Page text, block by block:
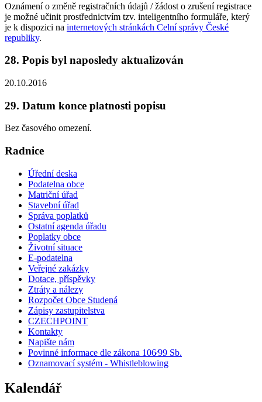
Oznámení o změně registračních údajů / žádost o zrušení registrace
je možné učinit prostřednictvím tzv. inteligentního formuláře, který
je k dispozici na internetových stránkách Celní správy České
republiky.
28. Popis byl naposledy aktualizován
20.10.2016
29. Datum konce platnosti popisu
Bez časového omezení.
Radnice
Úřední deska
Podatelna obce
Matriční úřad
Stavební úřad
Správa poplatků
Ostatní agenda úřadu
Poplatky obce
Životní situace
E-podatelna
Veřejné zakázky
Dotace, příspěvky
Ztráty a nálezy
Rozpočet Obce Studená
Zápisy zastupitelstva
CZECHPOINT
Kontakty
Napište nám
Povinné informace dle zákona 106⁄99 Sb.
Oznamovací systém - Whistleblowing
Kalendář